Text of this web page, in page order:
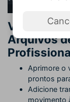
Vantagem
Arquivos
Aprimore o
prontos
Adicione
movimento